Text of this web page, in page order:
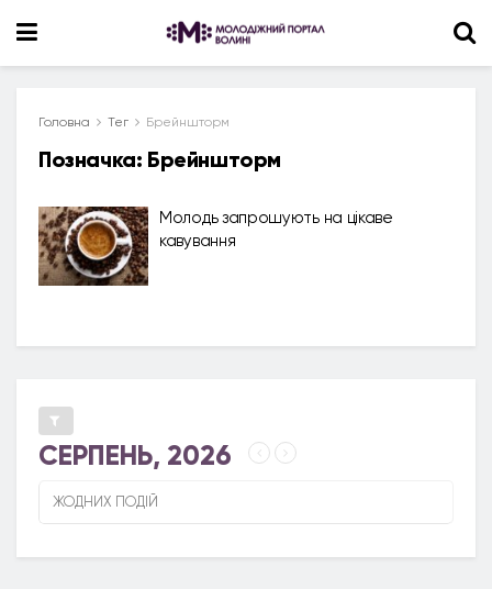
Головна Тег Брейншторм
Позначка: Брейншторм
Молодь запрошують на цікаве
кавування
СЕРПЕНЬ, 2026
ЖОДНИХ ПОДІЙ